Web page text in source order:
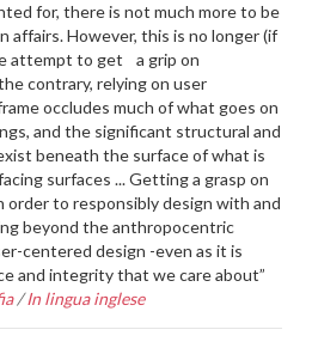
for, there is not much more to be
affairs. However, this is no longer (if
attempt to get a grip on
contrary, relying on user
occludes much of what goes on
and the significant structural and
beneath the surface of what is
surfaces ... Getting a grasp on
order to responsibly design with and
beyond the anthropocentric
centered design -even as it is
and integrity that we care about”
/In lingua inglese